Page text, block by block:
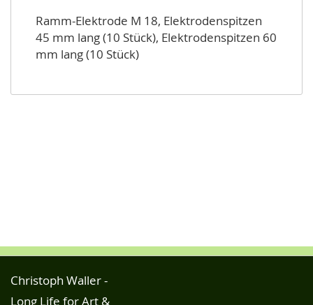
Ramm-Elektrode M 18, Elektrodenspitzen
45 mm lang (10 Stück), Elektrodenspitzen 60
mm lang (10 Stück)
Christoph Waller -
Long Life for Art &